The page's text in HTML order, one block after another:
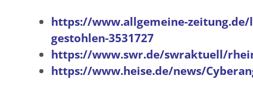
https://www.allgemeine-
gestohlen-3531727
https://www.swr.de/swraktuell/
https://www.heise.de/news/